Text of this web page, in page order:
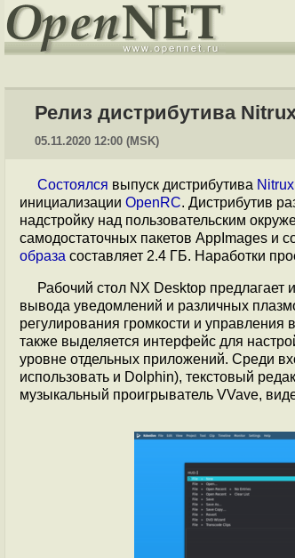
Релиз дистрибутива
05.11.2020 12:00 (MSK)
Состоялся выпуск дистрибутива
инициализации OpenRC. Дистрибутив
надстройку над пользовательским
самодостаточных пакетов AppImages и
образа составляет 2.4 ГБ. Наработки
Рабочий стол NX Desktop
вывода уведомлений и различных
регулирования громкости и
также выделяется интерфейс для
уровне отдельных приложений. Среди
использовать и Dolphin), текстовый
музыкальный проигрыватель VVave,